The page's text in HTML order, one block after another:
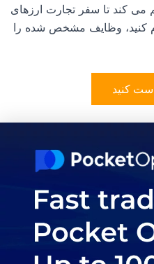
می کند تا سفر تجارت ارزهای
کنید، وظایف مشخص شده را